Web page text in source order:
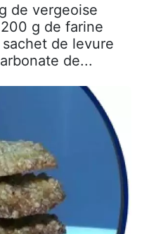
de vergeoise
g de farine
sachet de levure
de...